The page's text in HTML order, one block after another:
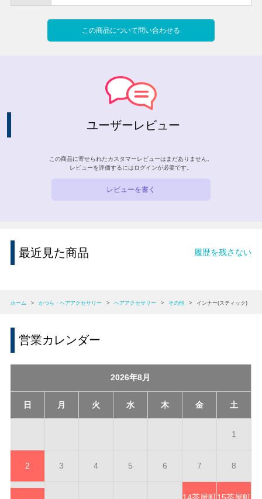
この商品について問い合わせる
ユーザーレビュー
この商品に寄せられたカスタマーレビューはまだありません。
レビューを評価するには ログインが必要です。
レビューを書く
最近見た商品 履歴を残さない
ホーム > かつら・ヘアアクセサリー > ヘアアクセサリー > その他 > インナー(スティック)
営業カレンダー
2026年8月
日 月 火 水 木 金 土
1
2 3 4 5 6 7 8